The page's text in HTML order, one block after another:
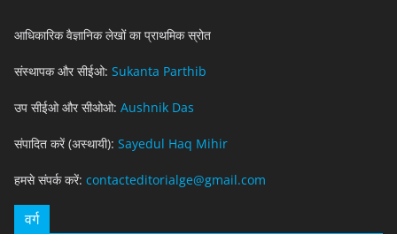
आधिकारिक वैज्ञानिक लेखों का प्राथमिक स्रोत
संस्थापक और सीईओ: Sukanta Parthib
उप सीईओ और सीओओ: Aushnik Das
संपादित करें (अस्थायी): Sayedul Haq Mihir
हमसे संपर्क करें: contacteditorialge@gmail.com
वर्ग